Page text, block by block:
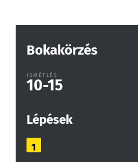
Bokakörzés
ISMÉTLÉS
10-15
Lépések
1